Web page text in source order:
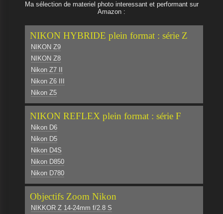
Ma sélection de materiel photo interessant et performant sur
Amazon :
NIKON HYBRIDE plein format : série Z
NIKON Z9
NIKON Z8
Nikon Z7 II
Nikon Z6 III
Nikon Z5
NIKON REFLEX plein format : série F
Nikon D6
Nikon D5
Nikon D4S
Nikon D850
Nikon D780
Objectifs Zoom Nikon
NIKKOR Z 14-24mm f/2.8 S